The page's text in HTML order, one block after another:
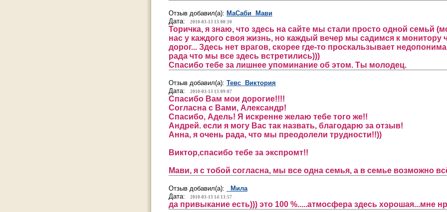
Отзыв добавил(а): МаСаби Мави
Дата:
2010-03-13 13:00:10
Торичка, я знаю, что здесь на сайте мы стали просто одной семьй
нас у каждого своя жизнь, но каждый вечер мы садимся к
дорог... Здесь нет врагов, скорее где-то проскальзывает
рада что мы все здесь встретились)))
Спасибо тебе за лишнее упоминание об этом. Ты молодец.
Отзыв добавил(а): Тевс Виктория
Дата:
2010-03-13 13:09:07
Спасибо Вам мои дорогие!!!!
Согласна с Вами, Александр!
Спасибо, Адель! Я искренне желаю тебе того же!!
Андрей. если я могу Вас так назвать, благодарю за отзыв!
Анна, я очень рада, что мы преодолели трудности!!))
Виктор,спасибо тебе за экспромт!!
Мави, я с тобой согласна, мы все одна семья, а в семье возможно
Отзыв добавил(а):
Мила
Дата:
2010-03-13 14:13:57
да привыкание есть))) это 100 %.....атмосфера здесь хорошая...мне